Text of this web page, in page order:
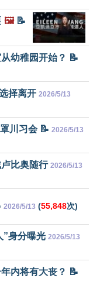
🖼️📝
幼稚园开始？ 📝
择离开 2026/5/13
川习会 📝 2026/5/13
比奥随行 2026/5/13
2026/5/13 (55,848次)
”身分曝光 2026/5/13
内将有大丧？ 📝